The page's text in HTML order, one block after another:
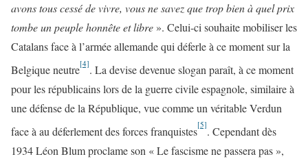
avons tous cessé de vivre, vous ne savez que trop bien à quel prix
tombe un peuple honnête et libre ». Celui-ci souhaite mobiliser les
Catalans face à l’armée allemande qui déferle à ce moment sur la
Belgique neutre[4]. La devise devenue slogan paraît, à ce moment
pour les républicains lors de la guerre civile espagnole, similaire à
une défense de la République, vue comme un véritable Verdun
face à au déferlement des forces franquistes[5]. Cependant dès
1934 Léon Blum proclame son « Le fascisme ne passera pas »,